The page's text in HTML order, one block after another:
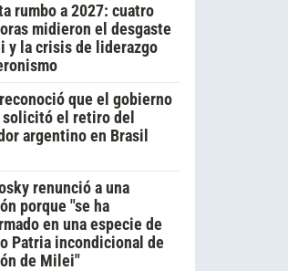
rumbo a 2027: cuatro
midieron el desgaste
y la crisis de liderazgo
que el gobierno
solicitó el retiro del
argentino en Brasil
renunció a una
porque "se ha
en una especie de
Patria incondicional de
de Milei"